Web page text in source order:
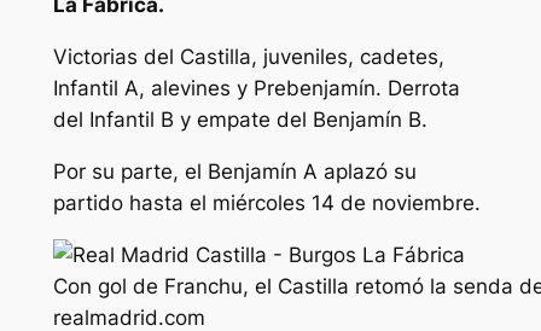
La Fábrica.
Victorias del Castilla, juveniles, cadetes,
Infantil A, alevines y Prebenjamín. Derrota
del Infantil B y empate del Benjamín B.
Por su parte, el Benjamín A aplazó su
partido hasta el miércoles 14 de noviembre.
Con gol de Franchu, el Castilla retomó la senda
realmadrid.com